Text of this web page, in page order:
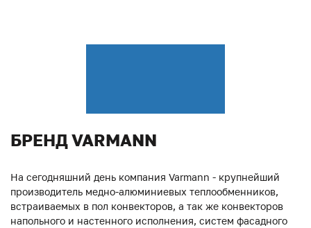
БРЕНД VARMANN
На сегодняшний день компания Varmann - крупнейший
производитель медно-алюминиевых теплообменников,
встраиваемых в пол конвекторов, а так же конвекторов
напольного и настенного исполнения, систем фасадного